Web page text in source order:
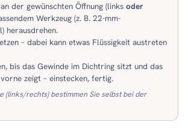
der gewünschten Öffnung (links oder
Werkzeug (z. B. 22-mm-
herausdrehen.
– dabei kann etwas Flüssigkeit austreten
bis das Gewinde im Dichtring sitzt und das
zeigt – einstecken, fertig.
(links/rechts) bestimmen Sie selbst bei der